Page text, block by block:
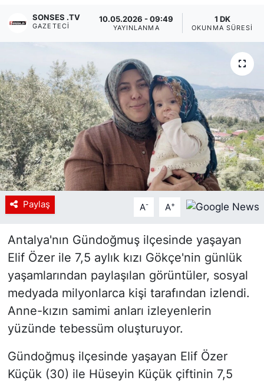
SONSES .TV
GAZETECI
10.05.2026 - 09:49
YAYINLANMA
1 DK
OKUNMA SÜRESI
Paylaş A- A+
Antalya'nın Gündoğmuş ilçesinde yaşayan
Elif Özer ile 7,5 aylık kızı Gökçe'nin günlük
yaşamlarından paylaşılan görüntüler, sosyal
medyada milyonlarca kişi tarafından izlendi.
Anne-kızın samimi anları izleyenlerin
yüzünde tebessüm oluşturuyor.
Gündoğmuş ilçesinde yaşayan Elif Özer
Küçük (30) ile Hüseyin Küçük çiftinin 7,5
Haberde insan
Tanıtım